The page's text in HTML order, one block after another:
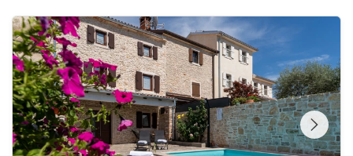
Villa Stone House
Guardate l'intera
galleria sulla